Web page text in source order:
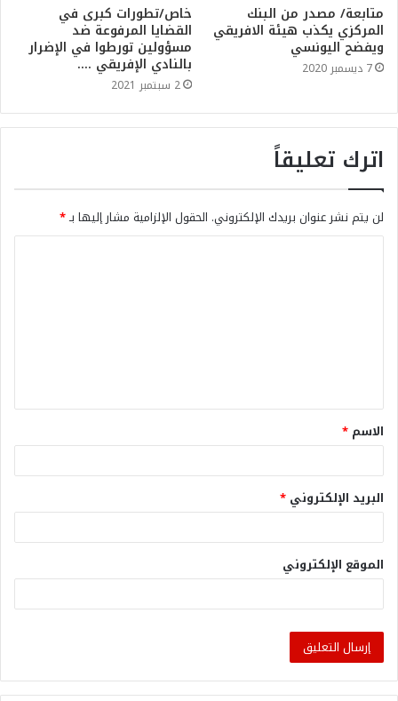
متابعة/ مصدر من البنك
المركزي يكذب هيئة الافريقي
ويفضح اليونسي
7 ديسمبر 2020
خاص/تطورات كبرى في
القضايا المرفوعة ضد
مسؤولين تورطوا في الإضرار
بالنادي الإفريقي ….
2 سبتمبر 2021
اترك تعليقاً
لن يتم نشر عنوان بريدك الإلكتروني. الحقول الإلزامية مشار إليها بـ*
الاسم *
البريد الإلكتروني *
الموقع الإلكتروني